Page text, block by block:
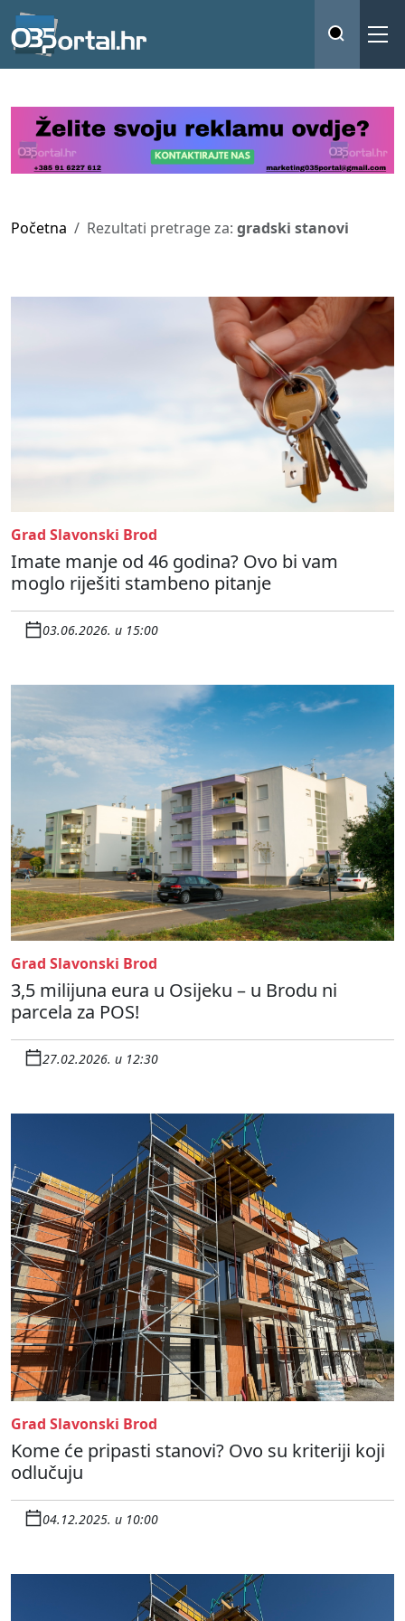
Početna Rezultati pretrage za: gradski stanovi
Grad Slavonski Brod
Imate manje od 46 godina? Ovo bi vam
moglo riješiti stambeno pitanje
03.06.2026. u 15:00
Grad Slavonski Brod
3,5 milijuna eura u Osijeku – u Brodu ni
parcela za POS!
27.02.2026. u 12:30
Grad Slavonski Brod
Kome će pripasti stanovi? Ovo su kriteriji koji
odlučuju
04.12.2025. u 10:00